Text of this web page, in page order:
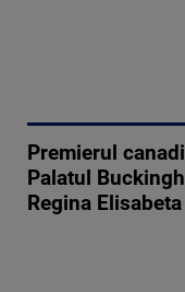
Premierul
Palatul
Regina Elisabeta